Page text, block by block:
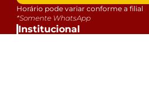
Institucional
Horário pode variar conforme a filial
*Somente WhatsApp